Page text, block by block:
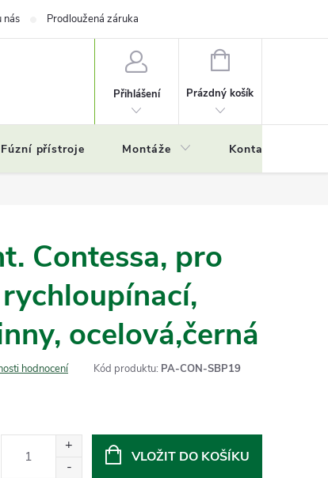
nás Prodloužená záruka
Přihlášení
NÁKUPNÍ
Prázdný košík
Fúzní přístroje Montáže Kontakty
Contessa, pro
ocelová,černá
hodnocení Kód produktu: PA-CON-SBP19
VLOŽIT DO KOŠÍKU